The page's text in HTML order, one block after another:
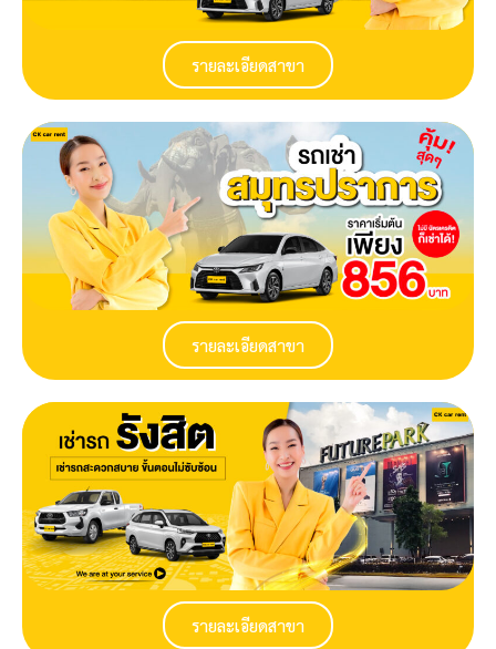
รายละเอียดสาขา
รายละเอียดสาขา
รายละเอียดสาขา